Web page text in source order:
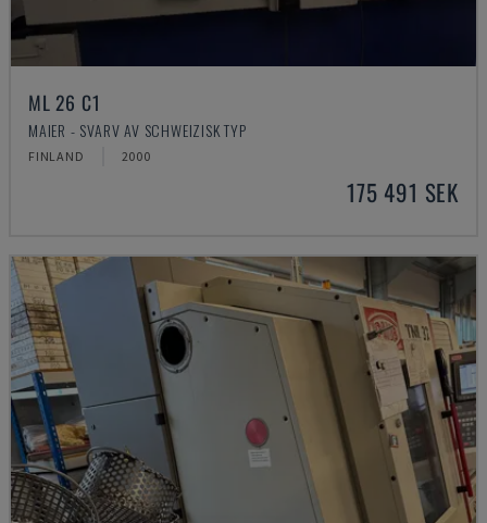
ML 26 C1
MAIER - SVARV AV SCHWEIZISK TYP
FINLAND 2000
175 491 SEK